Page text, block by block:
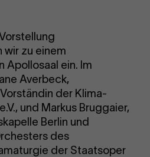
wir zu einem
Apollosaal ein. Im
Averbeck,
der Klima-
und Markus Bruggaier,
Berlin und
des
der Staatsoper